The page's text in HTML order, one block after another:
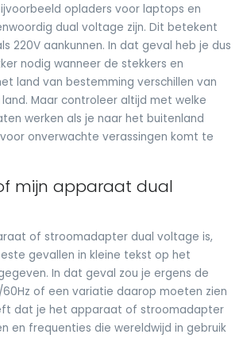
opladers voor laptops en
dual voltage zijn. Dit betekent
220V aankunnen. In dat geval heb je dus
nodig wanneer de stekkers en
land van bestemming verschillen van
Maar controleer altijd met welke
werken als je naar het buitenland
onverwachte verassingen komt te
mijn apparaat dual
of stroomadapter dual voltage is,
gevallen in kleine tekst op het
In dat geval zou je ergens de
of een variatie daarop moeten zien
dat je het apparaat of stroomadapter
en frequenties die wereldwijd in gebruik